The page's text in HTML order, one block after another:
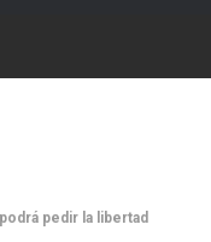
pedir la libertad